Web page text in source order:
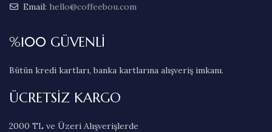
Email: hello@coffeebou.com
%100 GÜVENLİ
Bütün kredi kartları, banka kartlarına alışveriş imkanı.
ÜCRETSİZ KARGO
2000 TL ve Üzeri Alışverişlerde